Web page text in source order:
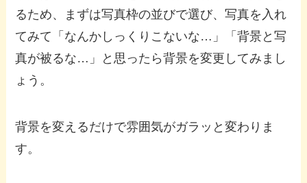
るため、まずは写真枠の並びで選び、写真を入れ
てみて「なんかしっくりこないな…」「背景と写
真が被るな…」と思ったら背景を変更してみまし
ょう。
背景を変えるだけで雰囲気がガラッと変わりま
す。